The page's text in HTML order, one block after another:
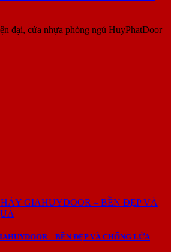
đại, cửa nhựa phòng ngủ HuyPhatDoor
– BỀN ĐẸP VÀ CHỐNG LỬA